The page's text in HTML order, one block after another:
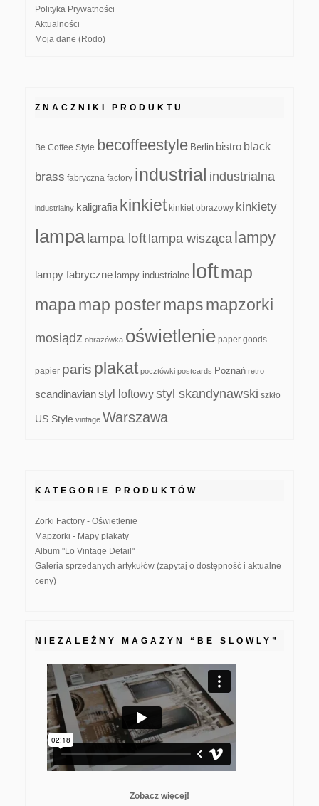
Polityka Prywatności
Aktualności
Moja dane (Rodo)
ZNACZNIKI PRODUKTU
Be Coffee Style becoffeestyle Berlin bistro black
brass fabryczna factory industrial industrialna
industrialny kaligrafia kinkiet kinkiet obrazowy kinkiety
lampa lampa loft lampa wisząca lampy
lampy fabryczne lampy industrialne loftmap
mapamap postermapsmapzorki
mosiądz obrazówka oświetlenie paper goods
papier paris plakat pocztówki postcards Poznań retro
scandinavianstyl loftowystyl skandynawski szkło
US Style vintage Warszawa
KATEGORIE PRODUKTÓW
Zorki Factory - Oświetlenie
Mapzorki - Mapy plakaty
Album "Lo Vintage Detail"
Galeria sprzedanych artykułów (zapytaj o dostępność i aktualne
ceny)
NIEZALEŻNY MAGAZYN “BE SLOWLY”
Zobacz więcej!